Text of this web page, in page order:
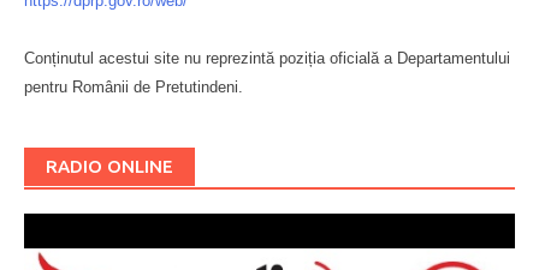
Conținutul acestui site nu reprezintă poziția oficială a Departamentului
pentru Românii de Pretutindeni.
RADIO ONLINE